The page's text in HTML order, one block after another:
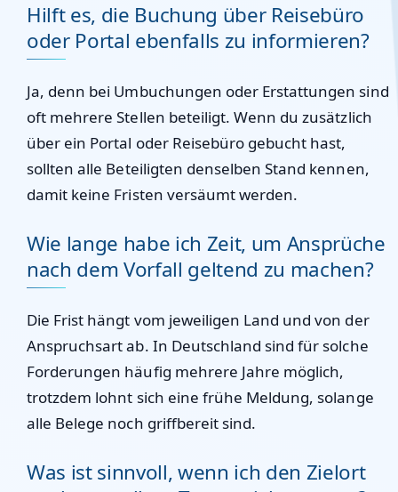
Hilft es, die Buchung über Reisebüro
oder Portal ebenfalls zu informieren?
Ja, denn bei Umbuchungen oder Erstattungen sind
oft mehrere Stellen beteiligt. Wenn du zusätzlich
über ein Portal oder Reisebüro gebucht hast,
sollten alle Beteiligten denselben Stand kennen,
damit keine Fristen versäumt werden.
Wie lange habe ich Zeit, um Ansprüche
nach dem Vorfall geltend zu machen?
Die Frist hängt vom jeweiligen Land und von der
Anspruchsart ab. In Deutschland sind für solche
Forderungen häufig mehrere Jahre möglich,
trotzdem lohnt sich eine frühe Meldung, solange
alle Belege noch griffbereit sind.
Was ist sinnvoll, wenn ich den Zielort